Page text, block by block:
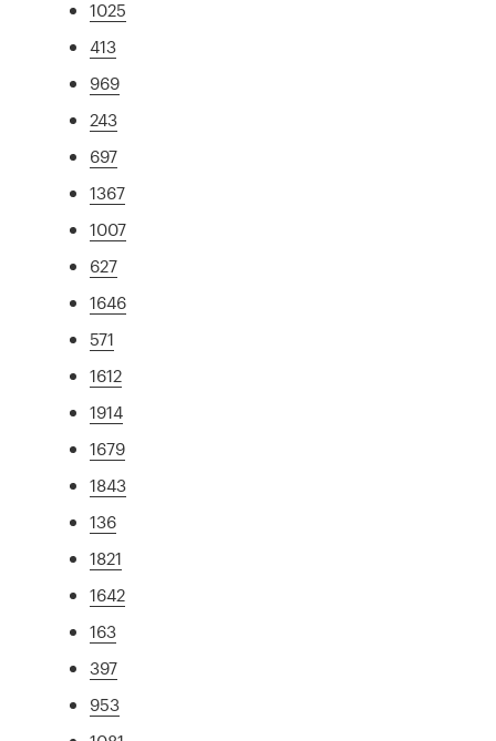
1025
413
969
243
697
1367
1007
627
1646
571
1612
1914
1679
1843
136
1821
1642
163
397
953